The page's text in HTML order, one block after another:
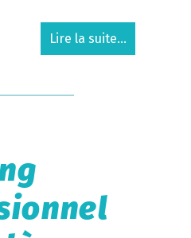
Lire la suite...